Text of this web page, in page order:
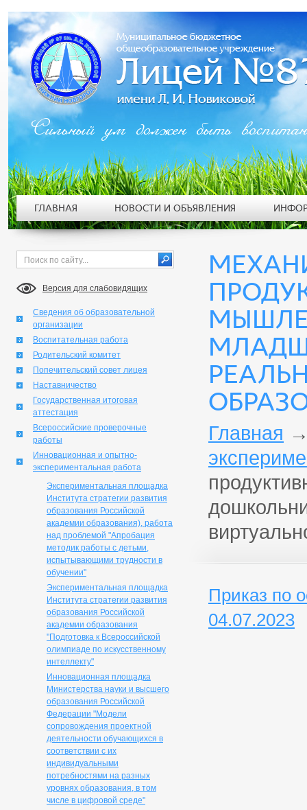
Версия для слабовидящих
Сведения об образовательной
организации
Воспитательная работа
Родительский комитет
Попечительский совет лицея
Наставничество
Государственная итоговая
аттестация
Всероссийские проверочные
работы
Инновационная и опытно-
экспериментальная работа
Экспериментальная площадка
Института стратегии развития
образования Российской
академии образования), работа
над проблемой "Апробация
методик работы с детьми,
испытывающими трудности в
обучении"
Экспериментальная площадка
Института стратегии развития
образования Российской
академии образования
"Подготовка к Всероссийской
олимпиаде по искусственному
интеллекту"
Инновационная площадка
Министерства науки и высшего
образования Российской
Федерации "Модели
сопровождения проектной
деятельности обучающихся в
соответствии с их
индивидуальными
потребностями на разных
уровнях образования, в том
числе в цифровой среде"
Главная
Приказ по
04.07.2023
Сильный ум должен быть
ГЛАВНАЯ НОВОСТИ И ОБЪЯВЛЕНИЯ